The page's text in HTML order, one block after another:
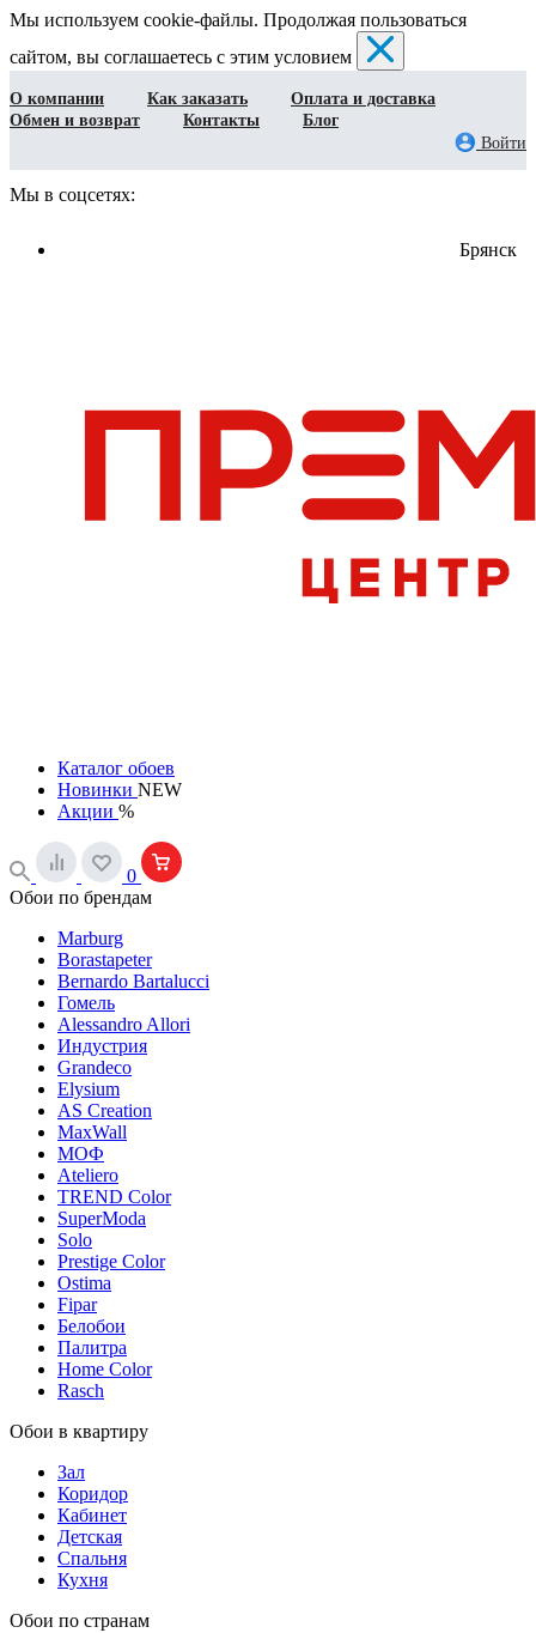
Мы используем cookie-файлы. Продолжая пользоваться
сайтом, вы соглашаетесь с этим условием
О компании Как заказать
Оплата и доставка
Обмен и возврат
Контакты
Блог
Войти
Мы в соцсетях:
Брянск
Каталог обоев
Новинки NEW
Акции %
0
Обои по брендам
Marburg
Borastapeter
Bernardo Bartalucci
Гомель
Alessandro Allori
Индустрия
Grandeco
Elysium
AS Creation
MaxWall
МОФ
Ateliero
TREND Color
SuperModa
Solo
Prestige Color
Ostima
Fipar
Белобои
Палитра
Home Color
Rasch
Обои в квартиру
Зал
Коридор
Кабинет
Детская
Спальня
Кухня
Обои по странам